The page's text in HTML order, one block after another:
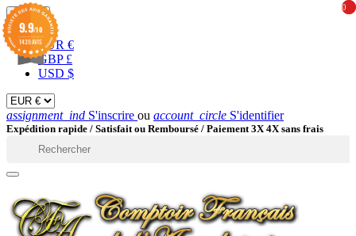
EUR 
EUR €
GBP £
USD $
assignment_ind S'inscrire ou account_circle S'identifier
Expédition rapide / Satisfait ou Remboursé / Paiement 3X 4X sans frais
0
0
9.9/10
1439 AVIS